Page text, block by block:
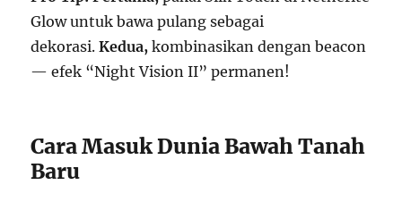
Glow untuk bawa pulang sebagai
dekorasi.Kedua, kombinasikan dengan beacon
— efek “Night Vision II” permanen!
Cara Masuk Dunia Bawah Tanah
Baru